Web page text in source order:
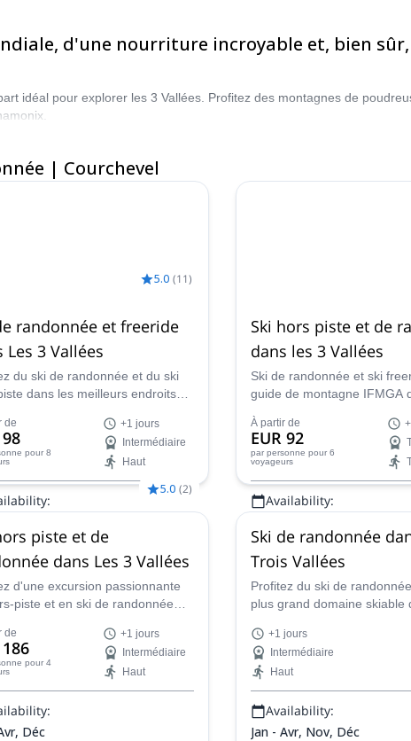
d'une nourriture incroyable et, bien
idéal pour explorer les 3 Vallées. Profitez des montagnes de
| Courchevel
5.0 (11)
randonnée et freeride
Les 3 Vallées
du ski de randonnée et du ski
dans les meilleurs endroits
Méribel) et trouvez les
et la poudreuse les plus
avec un guide certifié.
de
pour 8
+1 jours
Intermédiaire
Haut
Ski hors piste et de
dans les 3 Vallées
Ski de randonnée et ski
guide de montagne IFMGA
: Courchevel, Méribel, Val
Saint Martin de Belleville,
La Tania...
À partir de
EUR 92
par personne pour 6
voyageurs
Availability:
5.0 (2)
piste et de
dans Les 3 Vallées
d'une excursion passionnante
piste et en ski de randonnée
skiable du monde, en
d'un guide de montagne de
de
pour 4
+1 jours
Intermédiaire
Haut
Déc
Ski de randonnée
Trois Vallées
Profitez du ski de
plus grand domaine skiable
jours aux Trois Vallées mené
Antonin, Aspirant Guide
conduira à travers Val
Courchevel et Méribel.
+1 jours
Intermédiaire
Haut
Availability:
Jan - Avr, Nov, Déc